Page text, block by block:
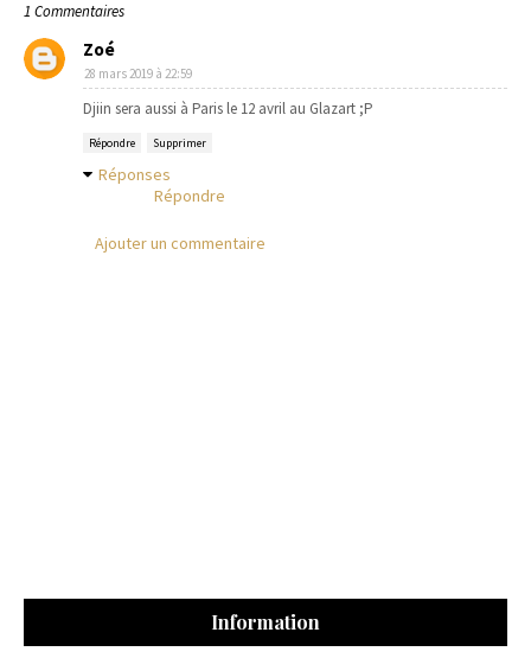
1 Commentaires
Zoé
28 mars 2019 à 22:59
Djiin sera aussi à Paris le 12 avril au Glazart ;P
Répondre Supprimer
Réponses
Répondre
Ajouter un commentaire
Information